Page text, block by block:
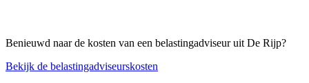
Benieuwd naar de kosten van een belastingadviseur uit De Rijp?
Bekijk de belastingadviseurskosten